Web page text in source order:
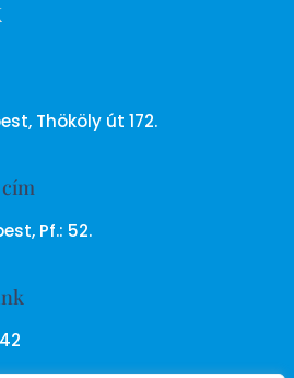
Thököly út 172.
Pf.: 52.